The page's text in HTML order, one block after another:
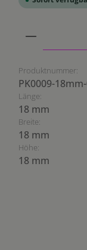
Produkt
Produktnummer:
PK0009-
Länge:
18 mm
Breite:
18 mm
Höhe:
18 mm